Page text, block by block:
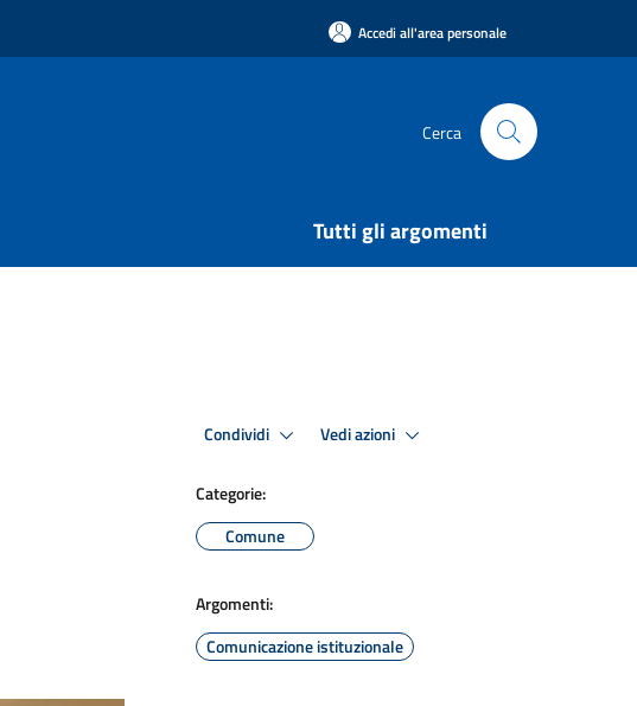
Accedi all'area personale
Cerca
Tutti gli argomenti
Condividi Vedi azioni
Categorie:
Comune
Argomenti:
Comunicazione istituzionale